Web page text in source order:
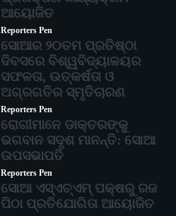
ଆୟୋଜିତ
Reporters Pen
ସୋଆର ୨୦ତମ ପ୍ରତିଷ୍ଠା
ଦିବସରେ ବିଶ୍ୱବିଦ୍ୟାଳୟର
ସଫଳତା, ଉତ୍କର୍ଷତା ଓ
ଅଗ୍ରଗତିର ସ୍ମୃତିଚାରଣ
Reporters Pen
ରୋଗୀମାନେ ଡାକ୍ତରଙ୍କୁ
ଭଗବାନ ସଦୃଶ ମାନନ୍ତି: ସୋଆ
ଉପସଭାପତି
Reporters Pen
ସୋଆ ଏସ୍‌ଏଚ୍‌ଏମ୍ ପକ୍ଷରୁ ରଜ
ପିଠା ପ୍ରତିଯୋଗିତା ଆୟୋଜିତ